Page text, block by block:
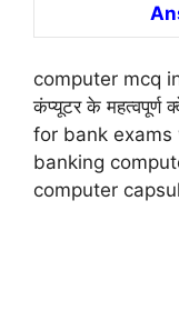
computer mcq
कंप्यूटर के
for bank
banking
computer